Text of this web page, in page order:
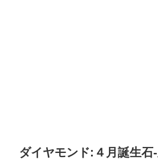
ダイヤモンド:４月誕生石